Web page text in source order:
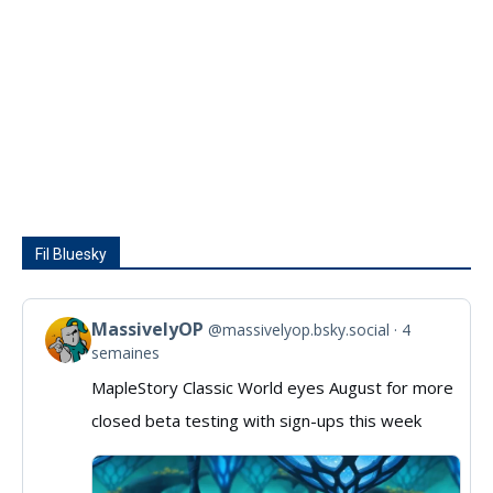
Fil Bluesky
View
post
MassivelyOP
MassivelyOP @massivelyop.bsky.social
4
semaines
MapleStory Classic World eyes August for more
closed beta testing with sign-ups this week